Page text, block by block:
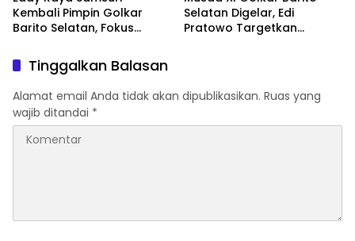
Kembali Pimpin Golkar
Barito Selatan, Fokus
Hadapi Agenda Politik
Selatan Digelar, Edi
Pratowo Targetkan
Tinggalkan Balasan
Alamat email Anda tidak akan dipublikasikan. Ruas yang
wajib ditandai *